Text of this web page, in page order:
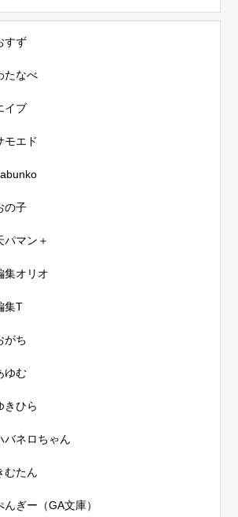
すず
たなべ
イブ
モエド
の子
パマン＋
集オリオ
集T
がち
ゆむ
きひら
バネロちゃん
むたん
んぎー（GA文庫）